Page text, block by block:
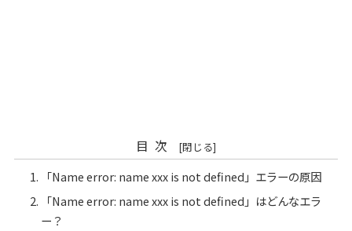
目次
「Name error: name xxx is not defined」エラーの原因
「Name error: name xxx is not defined」はどんなエラ
ー？